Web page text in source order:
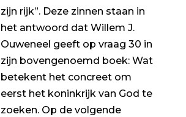
zijn rijk”. Deze zinnen staan in
het antwoord dat Willem J.
Ouweneel geeft op vraag 30 in
zijn bovengenoemd boek: Wat
betekent het concreet om
eerst het koninkrijk van God te
zoeken. Op de volgende